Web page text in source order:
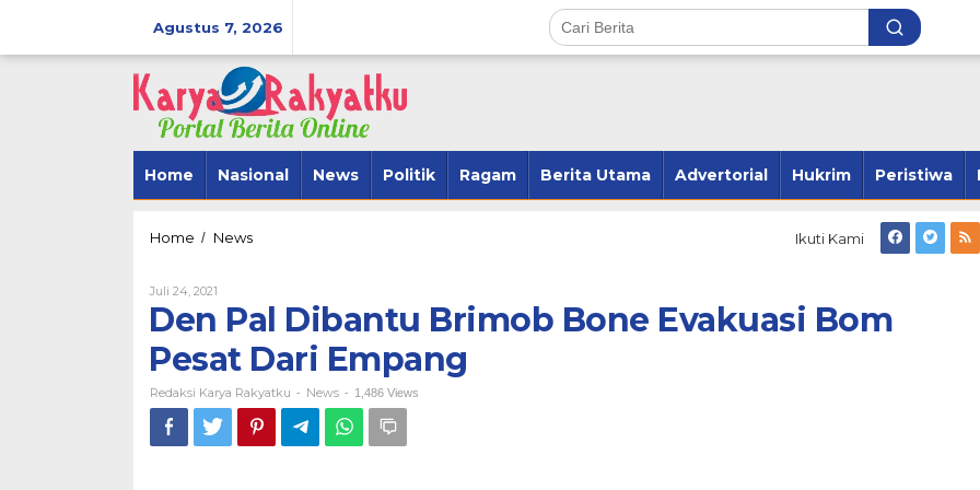
Agustus 7, 2026
Home Nasional News Politik Ragam Berita Utama Advertorial Hukrim Peristiwa
Home / NewsDen
Bone
Evakuasi
Bom
Pesat
Dari
Empang
Ikuti Kami
Juli 24, 2021
Redaksi
Karya
Rakyatku
Den Pal Dibantu Brimob Bone Evakuasi Bom
Pesat Dari Empang
Redaksi Karya Rakyatku - News - 1,486 Views
BerAmal Menang 23 Kecamatan,
SipakarioMi 2 Kecamatan dan
Tegak Lurus 2 Kecamatan
Di Politik